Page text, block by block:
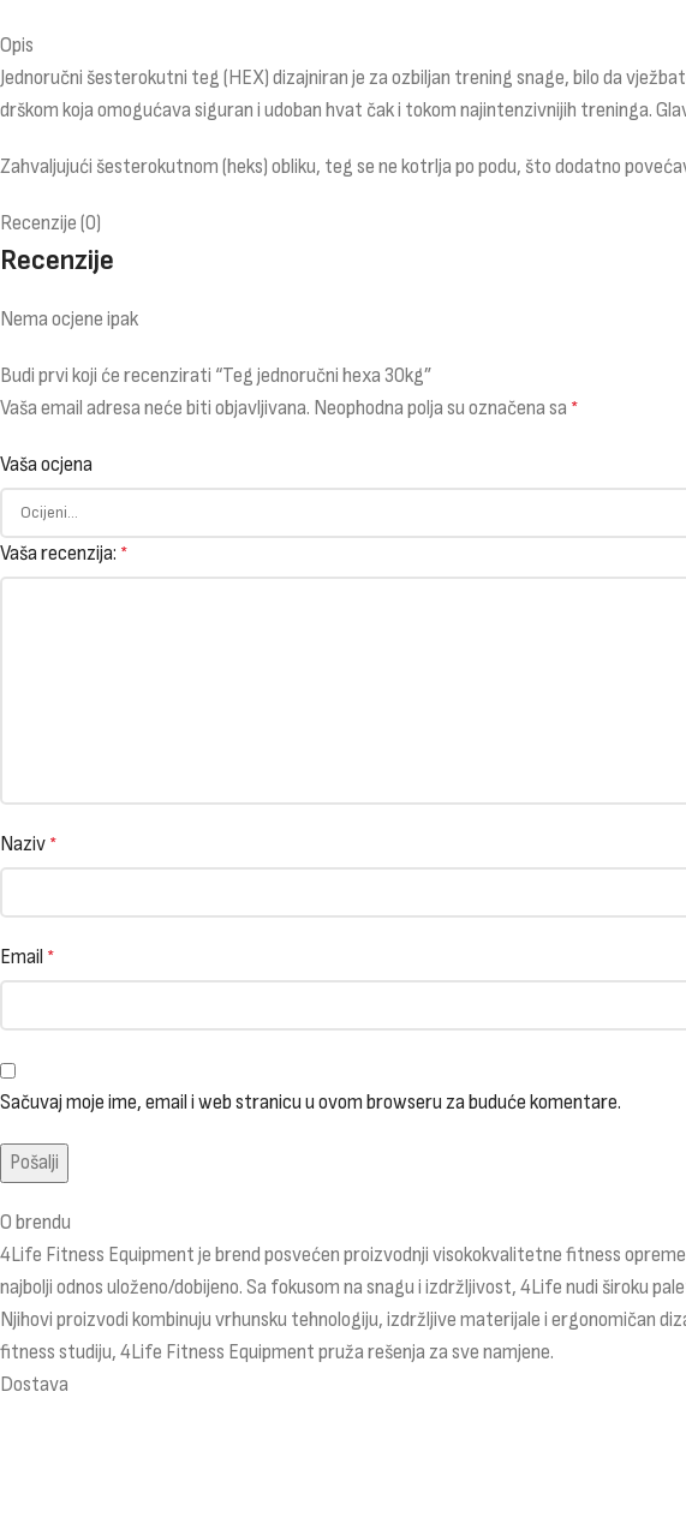
Opis
Jednoručni šesterokutni teg (HEX) dizajniran je za ozbiljan trening snage, bilo da
drškom koja omogućava siguran i udoban hvat čak i tokom najintenzivnijih treninga.
Zahvaljujući šesterokutnom (heks) obliku, teg se ne kotrlja po podu, što dodatno
Recenzije (0)
Recenzije
Nema ocjene ipak
Budi prvi koji će recenzirati “Teg jednoručni hexa 30kg”
Vaša email adresa neće biti objavljivana. Neophodna polja su označena sa *
Vaša ocjena
Vaša recenzija: *
Naziv *
Email *
Sačuvaj moje ime, email i web stranicu u ovom browseru za buduće komentare.
O brendu
4Life Fitness Equipment je brend posvećen proizvodnji visokokvalitetne fitness
najbolji odnos uloženo/dobijeno. Sa fokusom na snagu i izdržljivost, 4Life nudi široku
Njihovi proizvodi kombinuju vrhunsku tehnologiju, izdržljive materijale i ergonomičan
fitness studiju, 4Life Fitness Equipment pruža rešenja za sve namjene.
Dostava